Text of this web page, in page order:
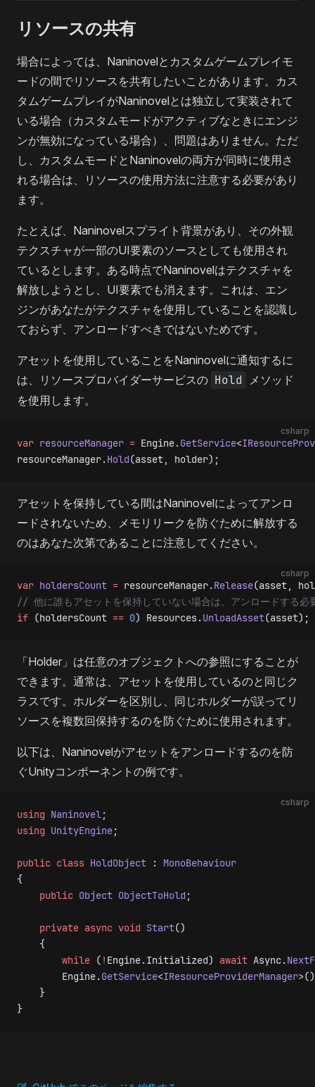
リソースの共有
場合によっては、Naninovelとカスタムゲームプレイモ
ードの間でリソースを共有したいことがあります。カス
タムゲームプレイがNaninovelとは独立して実装されて
いる場合（カスタムモードがアクティブなときにエンジ
ンが無効になっている場合）、問題はありません。ただ
し、カスタムモードとNaninovelの両方が同時に使用さ
れる場合は、リソースの使用方法に注意する必要があり
ます。
たとえば、Naninovelスプライト背景があり、その外観
テクスチャが一部のUI要素のソースとしても使用され
ているとします。ある時点でNaninovelはテクスチャを
解放しようとし、UI要素でも消えます。これは、エン
ジンがあなたがテクスチャを使用していることを認識し
ておらず、アンロードすべきではないためです。
アセットを使用していることをNaninovelに通知するに
は、リソースプロバイダーサービスの Hold
メソッド
を使用します。
csharp
var resourceManager = Engine.GetService<
resourceManager.Hold(asset, holder);
アセットを保持している間はNaninovelによってアンロ
ードされないため、メモリリークを防ぐために解放する
のはあなた次第であることに注意してください。
csharp
var holdersCount = resourceManager.Release(asset,
// 他に誰もアセットを保持していない場合は、アンロードする必
if (holdersCount == 0) Resources.UnloadAsset(asset);
「Holder」は任意のオブジェクトへの参照にすることが
できます。通常は、アセットを使用しているのと同じク
ラスです。ホルダーを区別し、同じホルダーが誤ってリ
ソースを複数回保持するのを防ぐために使用されます。
以下は、Naninovelがアセットをアンロードするのを防
ぐUnityコンポーネントの例です。
csharp
using Naninovel;
using UnityEngine;
public class HoldObject : MonoBehaviour
{
    public
Object ObjectToHold;
    private
async void Start()
    {
        while
( !Engine.Initialized) await Async.
        Engine.
GetService<IResourceProviderManager
    }
}